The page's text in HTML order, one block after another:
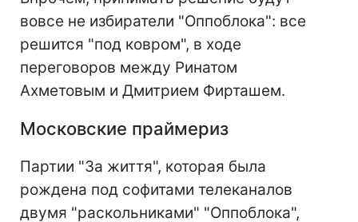
вовсе не избиратели "Оппоблока": все
решится "под ковром", в ходе
переговоров между Ринатом
Ахметовым и Дмитрием Фирташем.
Московские праймериз
Партии "За життя", которая была
рождена под софитами телеканалов
двумя "раскольниками" "Оппоблока",